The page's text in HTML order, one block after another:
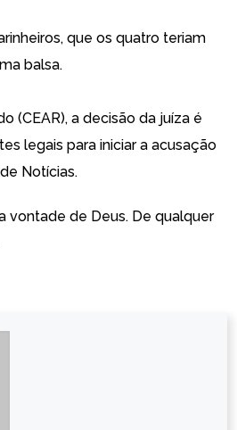
que os quatro teriam
balsa.
(CEAR), a decisão da juíza é
legais para iniciar a acusação
Notícias.
vontade de Deus. De qualquer